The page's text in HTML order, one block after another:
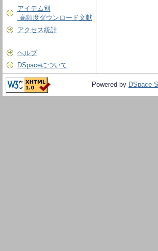
アイテム別
高頻度ダウンロード文献
アクセス統計
ヘルプ
DSpaceについて
Powered by DSpace